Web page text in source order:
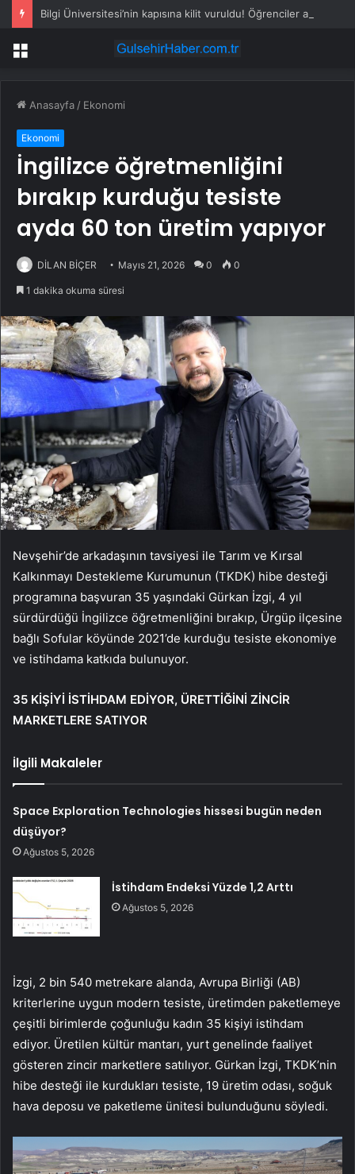
Menü
Anasayfa / Ekonomi
Ekonomi
İngilizce öğretmenliğini
bırakıp kurduğu tesiste
ayda 60 ton üretim yapıyor
DİLAN BİÇER Mayıs 21, 2026 0 0
1 dakika okuma süresi
Nevşehir’de arkadaşının tavsiyesi ile Tarım ve Kırsal
Kalkınmayı Destekleme Kurumunun (TKDK) hibe desteği
programına başvuran 35 yaşındaki Gürkan İzgi, 4 yıl
sürdürdüğü İngilizce öğretmenliğini bırakıp, Ürgüp ilçesine
bağlı Sofular köyünde 2021’de kurduğu tesiste ekonomiye
ve istihdama katkıda bulunuyor.
35 KİŞİYİ İSTİHDAM EDİYOR, ÜRETTİĞİNİ ZİNCİR
MARKETLERE SATIYOR
İlgili Makaleler
Space Exploration Technologies hissesi bugün neden
düşüyor?
Ağustos 5, 2026
İstihdam Endeksi Yüzde 1,2 Arttı
Ağustos 5, 2026
İzgi, 2 bin 540 metrekare alanda, Avrupa Birliği (AB)
kriterlerine uygun modern tesiste, üretimden paketlemeye
çeşitli birimlerde çoğunluğu kadın 35 kişiyi istihdam
ediyor. Üretilen kültür mantarı, yurt genelinde faaliyet
gösteren zincir marketlere satılıyor. Gürkan İzgi, TKDK’nin
hibe desteği ile kurdukları tesiste, 19 üretim odası, soğuk
hava deposu ve paketleme ünitesi bulunduğunu söyledi.